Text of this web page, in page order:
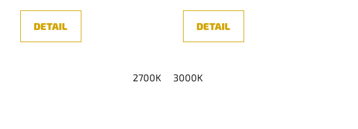
DETAIL DETAIL
2700K 3000K